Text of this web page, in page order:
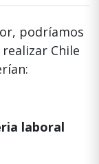
podríamos
Chile
laboral